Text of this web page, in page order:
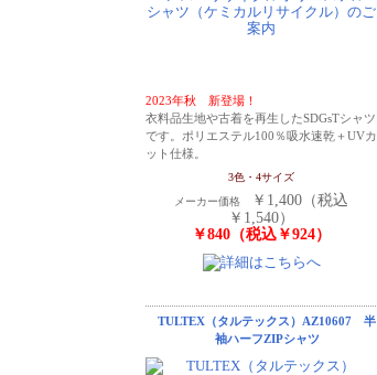
2023年秋 新登場！
衣料品生地や古着を再生したSDGsTシャツ
です。ポリエステル100％吸水速乾＋UVカ
ット仕様。
3色・4サイズ
メーカー価格
￥1,400（税込
￥1,540）
￥840（税込￥924）
TULTEX（タルテックス）AZ10607 半
袖ハーフZIPシャツ